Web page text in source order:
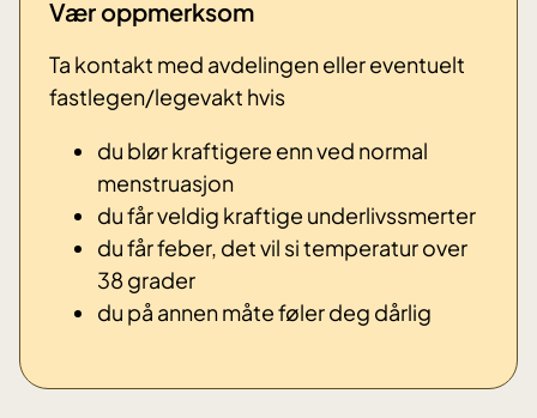
Vær oppmerksom
Ta kontakt med avdelingen eller eventuelt
fastlegen/legevakt hvis
du blør kraftigere enn ved normal
menstruasjon
du får veldig kraftige underlivssmerter
du får feber, det vil si temperatur over
38 grader
du på annen måte føler deg dårlig